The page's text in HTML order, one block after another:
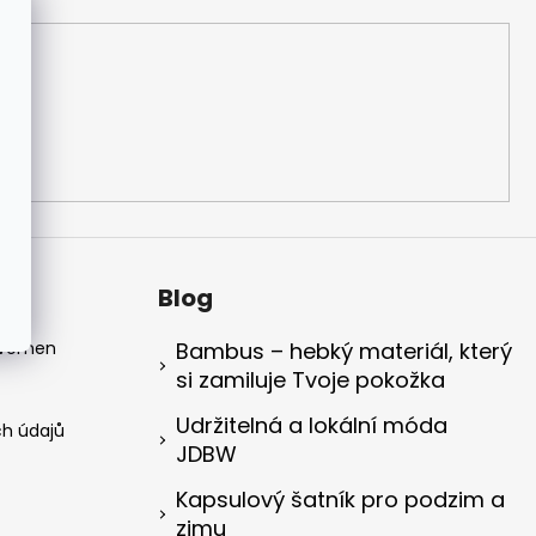
údajů
Blog
Bambus – hebký materiál, který
si zamiluje Tvoje pokožka
Udržitelná a lokální móda
JDBW
Kapsulový šatník pro podzim a
zimu